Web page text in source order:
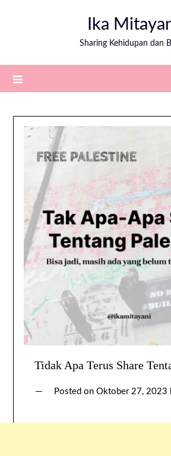
Ika
Sharing Kehidupan dan
Tidak Apa Terus Share
Posted on Oktober 27, 2023